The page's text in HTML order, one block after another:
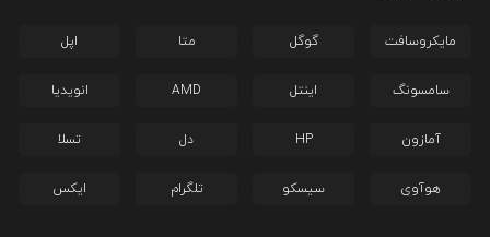
مایکروسافت گوگل متا اپل
سامسونگ اینتل AMD انویدیا
آمازون HP دل تسلا
هوآوی سیسکو تلگرام ایکس